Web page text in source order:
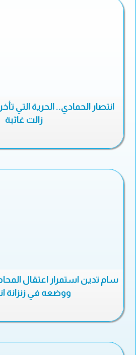
انتصار الحمادي.. الحرية التي
زالت غائبة
سام تدين استمرار اعتقال
ووضعه في زنزانة